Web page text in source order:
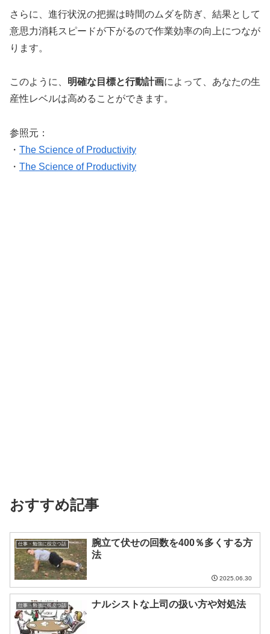
さらに、進行状況の把握は時間のムダを防ぎ、結果として
意思力消耗スピードが下がるので作業効率の向上につなが
ります。
このように、 明確な目標と行動計画によって、あなたの生
産性レベルは高めることができます。
参照元：
・ The Science of Productivity
・ The Science of Productivity
おすすめ記事
仕事・勉強に役立つ話
腕立て伏せの回数を400％多くする方
法
2025.06.30
仕事・勉強に役立つ話 ナルシストな上司の扱い方や対処法